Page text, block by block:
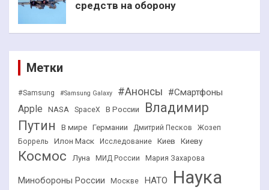
средств на оборону
Метки
#Samsung #Samsung Galaxy #Анонсы #Смартфоны
Apple NASA SpaceX В России
Владимир
Путин
В мире Германии Дмитрий Песков
Жозеп
Боррель
Илон Маск Исследование Киев Киеву
Космос Луна МИД России Мария Захарова
Минобороны России Москве НАТО Наука